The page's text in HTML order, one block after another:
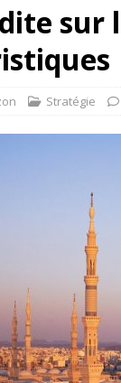
sur
Stratégie